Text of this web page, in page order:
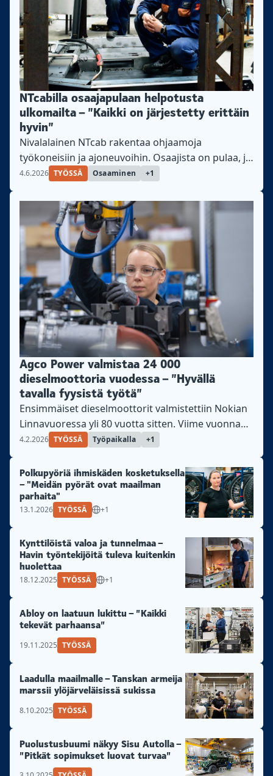
NTcabilla osaajapulaan helpotusta
ulkomailta – ”Kaikki on järjestetty erittäin
hyvin”
Nivalalainen NTcab rakentaa ohjaamoja
työkoneisiin ja ajoneuvoihin. Osaajista on pulaa, ja
heitä palkataan vuokrafirmojen kautta ja
4.6.2026 TYÖSSÄ Osaaminen +1
Agco Power valmistaa 24 000
dieselmoottoria vuodessa – ”Hyvällä
tavalla fyysistä työtä”
Ensimmäiset dieselmoottorit valmistettiin Nokian
Linnavuoressa yli 80 vuotta sitten. Viime vuonna
Agco Powerin moottoritehdas tuotti niitä lähes
puimureihin ja metsäkoneisiin. Lisäksi
moottoriasentajat pystyvät tehdaskunnostamaan
kaikki Linnavuoressa vuodesta 1957 alkaen
valmistetut dieselmoottorit. Tästä on kyse
perin lentomoottoreiden korjausta varten vuonna
1942. Ensimmäiset traktorin moottorit
valmistettiin vuonna 1951....
4.2.2026 TYÖSSÄ Työpaikalla +1
Polkupyöriä ihmiskäden kosketuksella
– "Meidän pyörät ovat maailman
parhaita"
13.1.2026 TYÖSSÄ +1
Kynttilöistä valoa ja tunnelmaa –
Havin työntekijöitä tuleva kuitenkin
huolettaa
18.12.2025 TYÖSSÄ +1
Abloy on laatuun lukittu – ”Kaikki
tekevät parhaansa”
19.11.2025 TYÖSSÄ
Laadulla maailmalle – Tanskan armeija
marssii ylöjärveläisissä sukissa
8.10.2025 TYÖSSÄ
Puolustusbuumi näkyy Sisu Autolla –
”Pitkät sopimukset luovat turvaa”